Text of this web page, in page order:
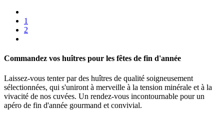
1
2
Commandez vos huîtres pour les fêtes de fin d'année
Laissez-vous tenter par des huîtres de qualité soigneusement
sélectionnées, qui s'uniront à merveille à la tension minérale et à la
vivacité de nos cuvées. Un rendez-vous incontournable pour un
apéro de fin d'année gourmand et convivial.